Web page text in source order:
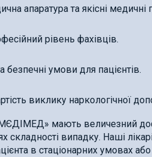
апаратура та якісні медичні
рівень фахівців.
безпечні умови для пацієнтів.
виклику наркологічної
мають величезний
складності випадку. Наші
в стаціонарних умовах